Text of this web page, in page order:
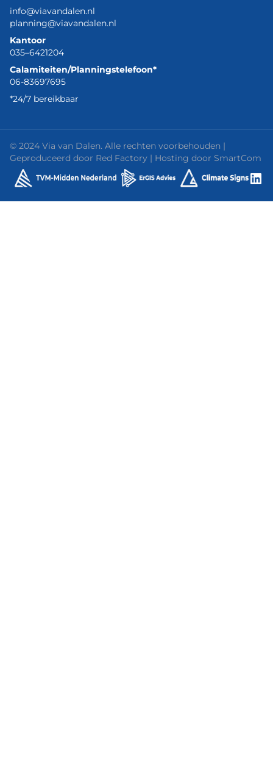
info@viavandalen.nl
planning@viavandalen.nl
Kantoor
035–6421204
Calamiteiten/Planningstelefoon*
06-83697695
*24/7 bereikbaar
© 2024 Via van Dalen. Alle rechten voorbehouden |
Geproduceerd door Red Factory | Hosting door SmartCom